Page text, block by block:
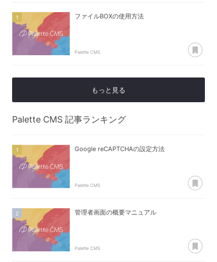
ファイルBOXの使用方法
Palette CMS
もっと見る
Palette CMS 記事ランキング
Google reCAPTCHAの設定方法
Palette CMS
管理者画面の概要マニュアル
Palette CMS